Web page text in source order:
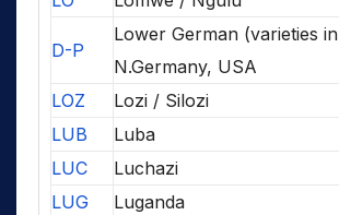
D-P
Lower German (varieties in
N.Germany, USA
LOZ
Lozi / Silozi
LUB
Luba
LUC
Luchazi
LUG
Luganda